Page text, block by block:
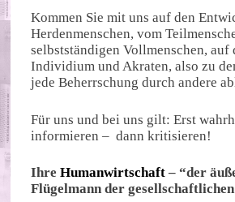
Kommen Sie mit uns auf den
Herdenmenschen, vom
selbstständigen Vollmenschen, auf
Individium und Akraten, also zu
jede Beherrschung durch andere
Für uns und bei uns gilt: Erst
informieren – dann kritisieren!
IhreHumanwirtschaft – “der
Flügelmann der